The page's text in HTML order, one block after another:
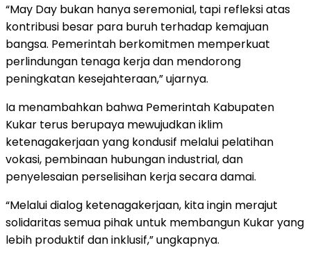
“May Day bukan hanya seremonial, tapi refleksi atas
kontribusi besar para buruh terhadap kemajuan
bangsa. Pemerintah berkomitmen memperkuat
perlindungan tenaga kerja dan mendorong
peningkatan kesejahteraan,” ujarnya.
Ia menambahkan bahwa Pemerintah Kabupaten
Kukar terus berupaya mewujudkan iklim
ketenagakerjaan yang kondusif melalui pelatihan
vokasi, pembinaan hubungan industrial, dan
penyelesaian perselisihan kerja secara damai.
“Melalui dialog ketenagakerjaan, kita ingin merajut
solidaritas semua pihak untuk membangun Kukar yang
lebih produktif dan inklusif,” ungkapnya.